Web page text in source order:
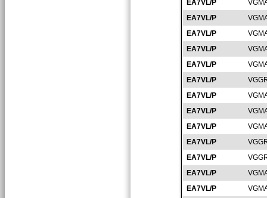
EA7VL/P
EA7VL/P
EA7VL/P
EA7VL/P
EA7VL/P
EA7VL/P
EA7VL/P
EA7VL/P
EA7VL/P
EA7VL/P
EA7VL/P
EA7VL/P
EA7VL/P